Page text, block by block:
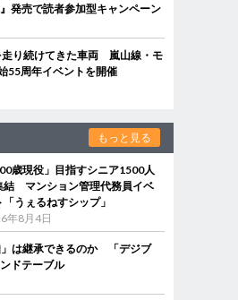
発売で読者参加型キャンペーン
走り続けてきた車両 嵐山線・モ
55周年イベントを開催
もっと見る
歳現役」目指すシニア1500人
結 マンション管理代務員イベ
「うぇるねすシップ」
年8月4日
は継承できるのか 「デジブ
ドテーブル